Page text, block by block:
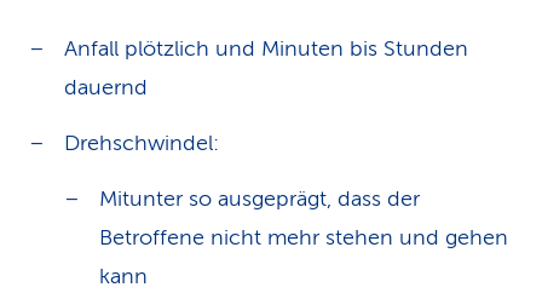
Anfall plötzlich und Minuten bis Stunden
dauernd
Drehschwindel:
Mitunter so ausgeprägt, dass der
Betroffene nicht mehr stehen und gehen
kann